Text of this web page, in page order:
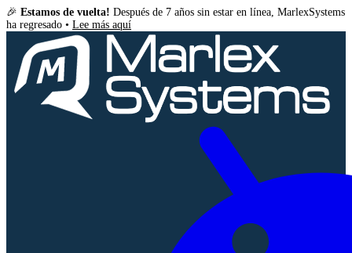
🎉 Estamos de vuelta! Después de 7 años sin estar en línea, MarlexSystems
ha regresado • Lee más aquí